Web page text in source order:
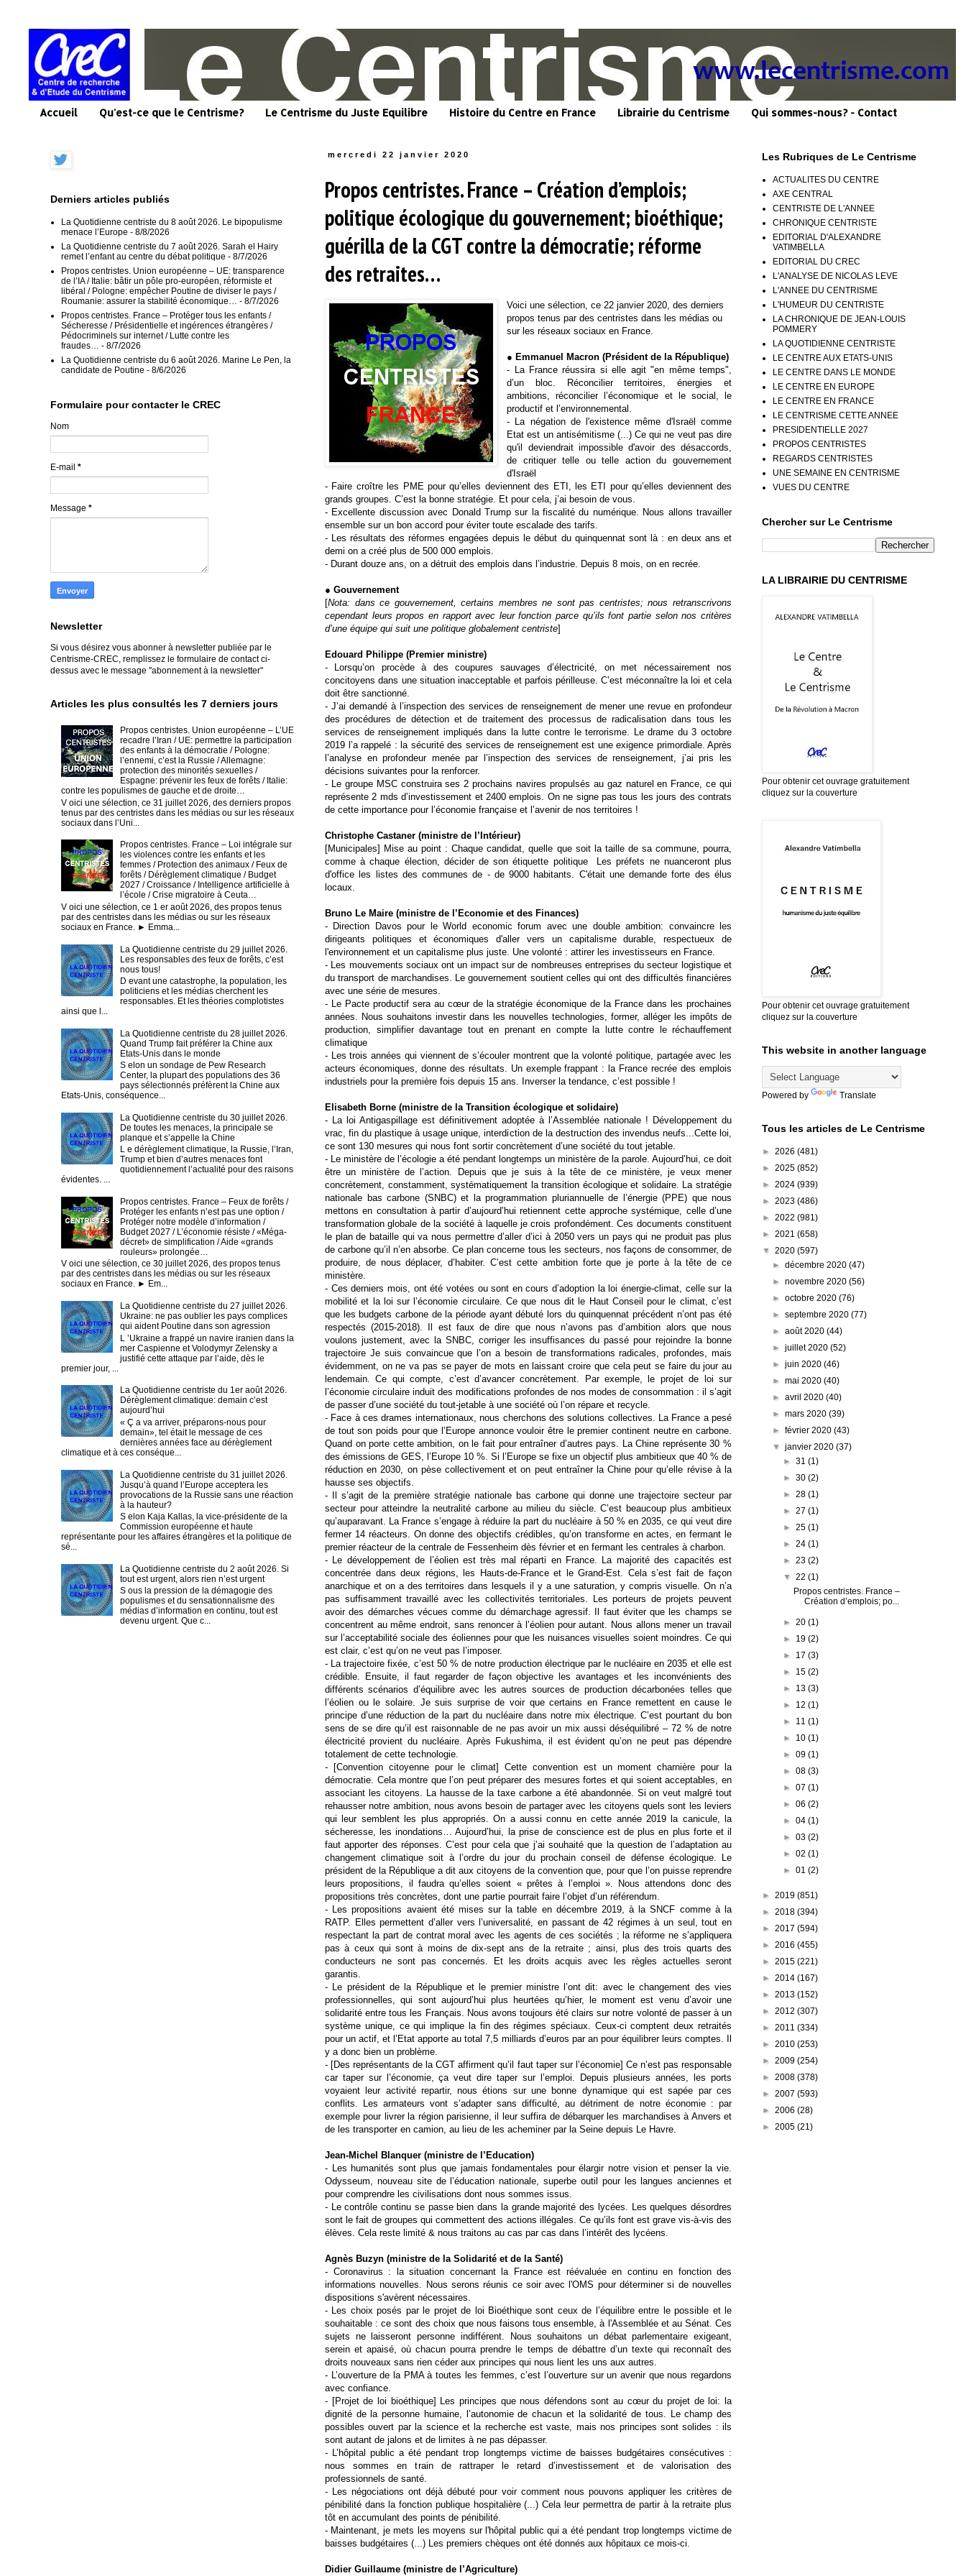
Accueil Qu'est-ce que le Centrisme? Le Centrisme du Juste Equilibre Histoire du Centre en France Librairie du Centrisme Qui sommes-nous? - Contact
mercredi 22 janvier 2020
Propos centristes. France – Création d’emplois;
politique écologique du gouvernement; bioéthique;
guérilla de la CGT contre la démocratie; réforme
des retraites…
Voici une sélection, ce 22 janvier 2020, des derniers
propos tenus par des centristes dans les médias ou
sur les réseaux sociaux en France.
● Emmanuel Macron (Président de la République)
- La France réussira si elle agit "en même temps",
d’un bloc. Réconcilier territoires, énergies et
ambitions, réconcilier l’économique et le social, le
productif et l’environnemental.
- La négation de l'existence même d'Israël comme
Etat est un antisémitisme (...) Ce qui ne veut pas dire
qu'il deviendrait impossible d'avoir des désaccords,
de critiquer telle ou telle action du gouvernement
d'Israël
- Faire croître les PME pour qu’elles deviennent des ETI, les ETI pour qu’elles deviennent des
grands groupes. C’est la bonne stratégie. Et pour cela, j’ai besoin de vous.
- Excellente discussion avec Donald Trumpsur la fiscalité du numérique. Nous allons travailler
ensemble sur un bon accord pour éviter toute escalade des tarifs.
- Les résultats des réformes engagées depuis le début du quinquennat sont là : en deux ans et
demi on a créé plus de 500 000 emplois.
- Durant douze ans, on a détruit des emplois dans l’industrie. Depuis 8 mois, on en recrée.
● Gouvernement
[Nota: dans ce gouvernement, certains membres ne sont pas centristes; nous retranscrivons
cependant leurs propos en rapport avec leur fonction parce qu’ils font partie selon nos critères
d’une équipe qui suit une politique globalement centriste]
Edouard Philippe (Premier ministre)
-
Lorsqu’on procède à des coupures sauvages d’électricité, on met nécessairement nos
concitoyens dans une situation inacceptable et parfois périlleuse. C’est méconnaître la loi et cela
doit être sanctionné.
- J’ai demandé à l’inspection des services de renseignement de mener une revue en profondeur
des procédures de détection et de traitement des processus de radicalisation dans tous les
services de renseignement impliqués dans la lutte contre le terrorisme. Le drame du 3 octobre
2019 l’a rappelé : la sécurité des services de renseignement est une exigence primordiale. Après
l’analyse en profondeur menée par l’inspection des services de renseignement, j’ai pris les
décisions suivantes pour la renforcer.
- Le groupe MSC construira ses 2 prochains navires propulsés au gaz naturel en France, ce qui
représente 2 mds d’investissement et 2400 emplois. On ne signe pas tous les jours des contrats
de cette importance pour l’économie française et l’avenir de nos territoires !
Christophe Castaner (ministre de l’Intérieur)
[Municipales] Mise au point : Chaque candidat, quelle que soit la taille de sa commune, pourra,
comme à chaque élection, décider de son étiquette politique
Les préfets ne nuanceront plus
d'office les listes des communes de - de 9000 habitants. C'était une demande forte des élus
locaux.
Bruno Le Maire (ministre de l’Economie et des Finances)
- Direction Davos pour leWorld economic forum avec une double ambition: convaincre les
dirigeants politiques et économiques d'aller vers un capitalisme durable, respectueux de
l'environnement et un capitalisme plus juste. Une volonté : attirer les investisseurs en France.
- Les mouvements sociaux ont un impact sur de nombreuses entreprises du secteur logistique et
du transport de marchandises. Legouvernement soutient celles qui ont des difficultés financières
avec une série de mesures.
- Le Pacte productifsera au cœur de la stratégie économique de la France dans les prochaines
années. Nous souhaitons investir dans les nouvelles technologies, former, alléger les impôts de
production, simplifier davantage tout en prenant en compte la lutte contre le réchauffement
climatique
- Les trois années qui viennent de s’écouler montrent que la volonté politique, partagée avec les
acteurs économiques, donne des résultats. Un exemple frappant : la France recrée des emplois
industriels pour la première fois depuis 15 ans. Inverser la tendance, c’est possible !
Elisabeth Borne (ministre de la Transition écologique et solidaire)
- La loi Antigaspillage est définitivement adoptée à l’Assemblée nationale ! Développement du
vrac, fin du plastique à usage unique, interdiction de la destruction des invendus neufs...Cette loi,
ce sont 130 mesures qui nous font sortir concrètement d’une société du tout jetable.
- Le ministère de l’écologie a été pendant longtemps un ministère de la parole. Aujourd’hui, ce doit
être un ministère de l’action. Depuis que je suis à la tête de ce ministère, je veux mener
concrètement, constamment, systématiquement la transition écologique et solidaire. La stratégie
nationale bas carbone (SNBC) et la programmation pluriannuelle de l’énergie (PPE) que nous
mettons en consultation à partir d’aujourd’hui retiennent cette approche systémique, celle d’une
transformation globale de la société à laquelle je crois profondément. Ces documents constituent
le plan de bataille qui va nous permettre d’aller d’ici à 2050 vers un pays qui ne produit pas plus
de carbone qu’il n’en absorbe. Ce plan concerne tous les secteurs, nos façons de consommer, de
produire, de nous déplacer, d’habiter. C’est cette ambition forte que je porte à la tête de ce
ministère.
- Ces derniers mois, ont été votées ou sont en cours d’adoption la loi énergie-climat, celle sur la
mobilité et la loi sur l’économie circulaire. Ce que nous dit le Haut Conseil pour le climat, c’est
que les budgets carbone de la période ayant débuté lors du quinquennat précédent n’ont pas été
respectés (2015-2018). Il est faux de dire que nous n’avons pas d’ambition alors que nous
voulons justement, avec la SNBC, corriger les insuffisances du passé pour rejoindre la bonne
trajectoire Je suis convaincue que l’on a besoin de transformations radicales, profondes, mais
évidemment, on ne va pas se payer de mots en laissant croire que cela peut se faire du jour au
lendemain. Ce qui compte, c’est d’avancer concrètement. Par exemple, le projet de loi sur
l’économie circulaire induit des modifications profondes de nos modes de consommation : il s’agit
de passer d’une société du tout-jetable à une société où l’on répare et recycle.
- Face à ces drames internationaux, nous cherchons des solutions collectives. La France a pesé
de tout son poids pour que l’Europe annonce vouloir être le premier continent neutre en carbone.
Quand on porte cette ambition, on le fait pour entraîner d’autres pays. La Chine représente 30 %
des émissions de GES, l’Europe 10 %. Si l’Europe se fixe un objectif plus ambitieux que 40 % de
réduction en 2030, on pèse collectivement et on peut entraîner la Chine pour qu’elle révise à la
hausse ses objectifs.
- Il s’agit de la première stratégie nationale bas carbone qui donne une trajectoire secteur par
secteur pour atteindre la neutralité carbone au milieu du siècle. C’est beaucoup plus ambitieux
qu’auparavant. La France s’engage à réduire la part du nucléaire à 50 % en 2035, ce qui veut dire
fermer 14 réacteurs. On donne des objectifs crédibles, qu’on transforme en actes, en fermant le
premier réacteur de la centrale de Fessenheim dès février et en fermant les centrales à charbon.
- Le développement de l’éolien est très mal réparti en France. La majorité des capacités est
concentrée dans deux régions, les Hauts-de-France et le Grand-Est. Cela s’est fait de façon
anarchique et on a des territoires dans lesquels il y a une saturation, y compris visuelle. On n’a
pas suffisamment travaillé avec les collectivités territoriales. Les porteurs de projets peuvent
avoir des démarches vécues comme du démarchage agressif. Il faut éviter que les champs se
concentrent au même endroit, sans renoncer à l’éolien pour autant. Nous allons mener un travail
sur l’acceptabilité sociale des éoliennes pour que les nuisances visuelles soient moindres. Ce qui
est clair, c’est qu’on ne veut pas l’imposer.
- La trajectoire fixée, c’est 50 % de notre production électrique par le nucléaire en 2035 et elle est
crédible. Ensuite, il faut regarder de façon objective les avantages et les inconvénients des
différents scénarios d’équilibre avec les autres sources de production décarbonées telles que
l’éolien ou le solaire. Je suis surprise de voir que certains en France remettent en cause le
principe d’une réduction de la part du nucléaire dans notre mix électrique. C’est pourtant du bon
sens de se dire qu’il est raisonnable de ne pas avoir un mix aussi déséquilibré – 72 % de notre
électricité provient du nucléaire. Après Fukushima, il est évident qu’on ne peut pas dépendre
totalement de cette technologie.
- [Convention citoyenne pour le climat] Cette convention est un moment charnière pour la
démocratie. Cela montre que l’on peut préparer des mesures fortes et qui soient acceptables, en
associant les citoyens. La hausse de la taxe carbone a été abandonnée. Si on veut malgré tout
rehausser notre ambition, nous avons besoin de partager avec les citoyens quels sont les leviers
qui leur semblent les plus appropriés. On a aussi connu en cette année 2019 la canicule, la
sécheresse, les inondations… Aujourd’hui, la prise de conscience est de plus en plus forte et il
faut apporter des réponses. C’est pour cela que j’ai souhaité que la question de l’adaptation au
changement climatique soit à l’ordre du jour du prochain conseil de défense écologique. Le
président de la République a dit aux citoyens de la convention que, pour que l’on puisse reprendre
leurs propositions, il faudra qu’elles soient « prêtes à l’emploi ». Nous attendons donc des
propositions très concrètes, dont une partie pourrait faire l’objet d’un référendum.
- Les propositions avaient été mises sur la table en décembre 2019, à la SNCF comme à la
RATP. Elles permettent d’aller vers l’universalité, en passant de 42 régimes à un seul, tout en
respectant la part de contrat moral avec les agents de ces sociétés ; la réforme ne s’appliquera
pas à ceux qui sont à moins de dix-sept ans de la retraite ; ainsi, plus des trois quarts des
conducteurs ne sont pas concernés. Et les droits acquis avec les règles actuelles seront
garantis.
- Le président de la République et le premier ministre l’ont dit: avec le changement des vies
professionnelles, qui sont aujourd’hui plus heurtées qu’hier, le moment est venu d’avoir une
solidarité entre tous les Français. Nous avons toujours été clairs sur notre volonté de passer à un
système unique, ce qui implique la fin des régimes spéciaux. Ceux-ci comptent deux retraités
pour un actif, et l’Etat apporte au total 7,5 milliards d’euros par an pour équilibrer leurs comptes. Il
y a donc bien un problème.
- [Des représentants de la CGT affirment qu’il faut taper sur l’économie] Ce n’est pas responsable
car taper sur l’économie, ça veut dire taper sur l’emploi. Depuis plusieurs années, les ports
voyaient leur activité repartir, nous étions sur une bonne dynamique qui est sapée par ces
conflits. Les armateurs vont s’adapter sans difficulté, au détriment de notre économie : par
exemple pour livrer la région parisienne, il leur suffira de débarquer les marchandises à Anvers et
de les transporter en camion, au lieu de les acheminer par la Seine depuis Le Havre.
Jean-Michel Blanquer (ministre de l’Education)
- Les humanités sont plus que jamais fondamentales pour élargir notre vision et penser la vie.
Odysseum, nouveau site de l’éducation nationale, superbe outil pour les langues anciennes et
pour comprendre les civilisations dont nous sommes issus.
- Le contrôle continu se passe bien dans la grande majorité des lycées. Les quelques désordres
sont le fait de groupes qui commettent des actions illégales. Ce qu’ils font est grave vis-à-vis des
élèves. Cela reste limité & nous traitons au cas par cas dans l’intérêt des lycéens.
Agnès Buzyn (ministre de la Solidarité et de la Santé)
- Coronavirus : la situation concernant la France est réévaluée en continu en fonction des
informations nouvelles. Nous serons réunis ce soir avec l'OMS pour déterminer si de nouvelles
dispositions s'avèrent nécessaires.
- Les choix posés par le projet de loi Bioéthique sont ceux de l’équilibre entre le possible et le
souhaitable : ce sont des choix que nous faisons tous ensemble, à l'Assemblée et au Sénat. Ces
sujets ne laisseront personne indifférent. Nous souhaitons un débat parlementaire exigeant,
serein et apaisé, où chacun pourra prendre le temps de débattre d’un texte qui reconnaît des
droits nouveaux sans rien céder aux principes qui nous lient les uns aux autres.
- L’ouverture de la PMAà toutes les femmes, c’est l’ouverture sur un avenir que nous regardons
avec confiance.
- [Projet de loi bioéthique] Les principes que nous défendons sont au cœur du projet de loi: la
dignité de la personne humaine, l’autonomie de chacun et la solidarité de tous. Le champ des
possibles ouvert par la science et la recherche est vaste, mais nos principes sont solides : ils
sont autant de jalons et de limites à ne pas dépasser.
- L’hôpital public a été pendant trop longtemps victime de baisses budgétaires consécutives :
nous sommes en train de rattraper le retard d’investissement et de valorisation des
professionnels de santé.
- Les négociations ont déjà débuté pour voir comment nous pouvons appliquer les critères de
pénibilité dans la fonction publique hospitalière (...) Cela leur permettra de partir à la retraite plus
tôt en accumulant des points de pénibilité.
- Maintenant, je mets les moyens sur l'hôpital public qui a été pendant trop longtemps victime de
baisses budgétaires (...) Les premiers chèques ont été donnés aux hôpitaux ce mois-ci.
Didier Guillaume (ministre de l’Agriculture)
Derniers articles publiés
La Quotidienne centriste du 8 août 2026. Le bipopulisme
menace l’Europe - 8/8/2026
La Quotidienne centriste du 7 août 2026. Sarah el Hairy
remet l’enfant au centre du débat politique - 8/7/2026
Propos centristes. Union européenne – UE: transparence
de l’IA / Italie: bâtir un pôle pro-européen, réformiste et
libéral / Pologne: empêcher Poutine de diviser le pays /
Roumanie: assurer la stabilité économique…
- 8/7/2026
Propos centristes. France – Protéger tous les enfants /
Sécheresse / Présidentielle et ingérences étrangères /
Pédocriminels sur internet / Lutte contre les
fraudes…
- 8/7/2026
La Quotidienne centriste du 6 août 2026. Marine Le Pen, la
candidate de Poutine - 8/6/2026
Formulaire pour contacter le CREC
Nom
E-mail *
Message *
Newsletter
Si vous désirez vous abonner à newsletter publiée par le
Centrisme-CREC, remplissez le formulaire de contact ci-
dessus avec le message "abonnement à la newsletter"
Articles les plus consultés les 7 derniers jours
Propos centristes. Union européenne – L’UE
recadre l’Iran / UE: permettre la participation
des enfants à la démocratie / Pologne:
l’ennemi, c’est la Russie / Allemagne:
protection des minorités sexuelles /
Espagne: prévenir les feux de forêts / Italie:
contre les populismes de gauche et de droite…
V oici une sélection, ce 31 juillet 2026, des derniers propos
tenus par des centristes dans les médias ou sur les réseaux
sociaux dans l’Uni...
Propos centristes. France – Loi intégrale sur
les violences contre les enfants et les
femmes / Protection des animaux / Feux de
forêts / Dérèglement climatique / Budget
2027 / Croissance / Intelligence artificielle à
l’école / Crise migratoire à Ceuta…
V oici une sélection, ce 1 er août 2026, des propos tenus
par des centristes dans les médias ou sur les réseaux
sociaux en France. ► Emma...
La Quotidienne centriste du 29 juillet 2026.
Les responsables des feux de forêts, c’est
nous tous!
D evant une catastrophe, la population, les
politiciens et les médias cherchent les
responsables. Et les théories complotistes
ainsi que l...
La Quotidienne centriste du 28 juillet 2026.
Quand Trump fait préférer la Chine aux
Etats-Unis dans le monde
S elon un sondage de Pew Research
Center, la plupart des populations des 36
pays sélectionnés préfèrent la Chine aux
Etats-Unis, conséquence...
La Quotidienne centriste du 30 juillet 2026.
De toutes les menaces, la principale se
planque et s’appelle la Chine
L e dérèglement climatique, la Russie, l’Iran,
Trump et bien d’autres menaces font
quotidiennement l’actualité pour des raisons
évidentes. ...
Propos centristes. France – Feux de forêts /
Protéger les enfants n’est pas une option /
Protéger notre modèle d’information /
Budget 2027 / L’économie résiste / «Méga-
décret» de simplification / Aide «grands
rouleurs» prolongée…
V oici une sélection, ce 30 juillet 2026, des propos tenus
par des centristes dans les médias ou sur les réseaux
sociaux en France. ► Em...
La Quotidienne centriste du 27 juillet 2026.
Ukraine: ne pas oublier les pays complices
qui aident Poutine dans son agression
L ’Ukraine a frappé un navire iranien dans la
mer Caspienne et Volodymyr Zelensky a
justifié cette attaque par l’aide, dès le
premier jour, ...
La Quotidienne centriste du 1er août 2026.
Dérèglement climatique: demain c’est
aujourd’hui
« Ç a va arriver, préparons-nous pour
demain», tel était le message de ces
dernières années face au dérèglement
climatique et à ces conséque...
La Quotidienne centriste du 31 juillet 2026.
Jusqu’à quand l’Europe acceptera les
provocations de la Russie sans une réaction
à la hauteur?
S elon Kaja Kallas, la vice-présidente de la
Commission européenne et haute
représentante pour les affaires étrangères et la politique de
sé...
La Quotidienne centriste du 2 août 2026. Si
tout est urgent, alors rien n’est urgent
S ous la pression de la démagogie des
populismes et du sensationnalisme des
médias d’information en continu, tout est
devenu urgent. Que c...
Les Rubriques de Le Centrisme
ACTUALITES DU CENTRE
AXE CENTRAL
CENTRISTE DE L'ANNEE
CHRONIQUE CENTRISTE
EDITORIAL D'ALEXANDRE
VATIMBELLA
EDITORIAL DU CREC
L'ANALYSE DE NICOLAS LEVE
L'ANNEE DU CENTRISME
L'HUMEUR DU CENTRISTE
LA CHRONIQUE DE JEAN-LOUIS
POMMERY
LA QUOTIDIENNE CENTRISTE
LE CENTRE AUX ETATS-UNIS
LE CENTRE DANS LE MONDE
LE CENTRE EN EUROPE
LE CENTRE EN FRANCE
LE CENTRISME CETTE ANNEE
PRESIDENTIELLE 2027
PROPOS CENTRISTES
REGARDS CENTRISTES
UNE SEMAINE EN CENTRISME
VUES DU CENTRE
Chercher sur Le Centrisme
LA LIBRAIRIE DU CENTRISME
Pour obtenir cet ouvrage gratuitement
cliquez sur la couverture
Pour obtenir cet ouvrage gratuitement
cliquez sur la couverture
This website in another language
Powered by Translate
Tous les articles de Le Centrisme
► 2026 (481)
► 2025 (852)
► 2024 (939)
► 2023 (486)
► 2022 (981)
► 2021 (658)
▼ 2020 (597)
►décembre 2020(47)
►novembre 2020(56)
►octobre 2020(76)
►septembre 2020(77)
►août 2020(44)
►juillet 2020(52)
►juin 2020(46)
►mai 2020(40)
►avril 2020(40)
►mars 2020(39)
►février 2020(43)
▼janvier 2020(37)
► 31 (1)
► 30 (2)
► 28 (1)
► 27 (1)
► 25 (1)
► 24 (1)
► 23 (2)
▼ 22 (1)
Propos centristes. France –
Création d’emplois; po...
► 20 (1)
► 19 (2)
► 17 (3)
► 15 (2)
► 13 (3)
► 12 (1)
► 11 (1)
► 10 (1)
► 09 (1)
► 08 (3)
► 07 (1)
► 06 (2)
► 04 (1)
► 03 (2)
► 02 (1)
► 01 (2)
► 2019 (851)
► 2018 (394)
► 2017 (594)
► 2016 (455)
► 2015 (221)
► 2014 (167)
► 2013 (152)
► 2012 (307)
► 2011 (334)
► 2010 (253)
► 2009 (254)
► 2008 (378)
► 2007 (593)
► 2006 (28)
► 2005 (21)